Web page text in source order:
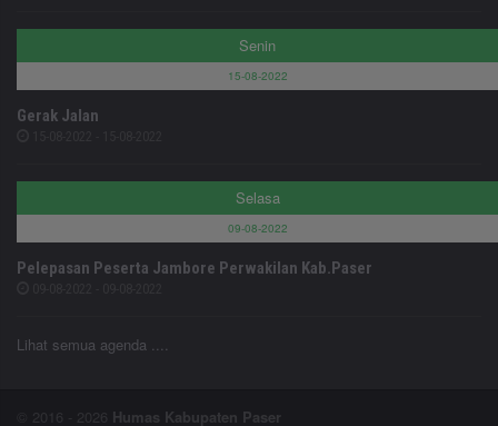
Senin
15-08-2022
Gerak Jalan
Selasa
09-08-2022
Pelepasan Peserta Jambore Perwakilan Kab.Paser
Lihat semua agenda ....
© 2016 - 2026 Humas Kabupaten Paser